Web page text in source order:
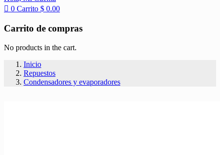
0 Carrito $ 0.00
Carrito de compras
No products in the cart.
Inicio
Repuestos
Condensadores y evaporadores